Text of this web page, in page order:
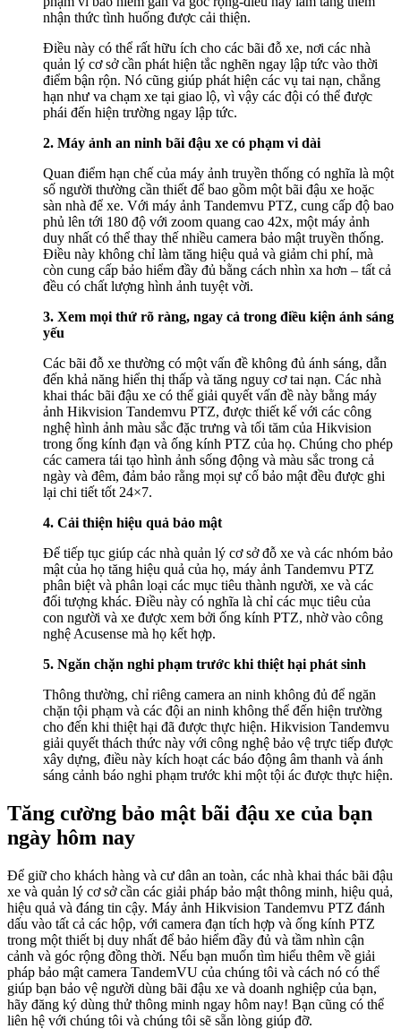
nhận thức tình huống được cải thiện.
Điều này có thể rất hữu ích cho các bãi đỗ xe, nơi các nhà
quản lý cơ sở cần phát hiện tắc nghẽn ngay lập tức vào thời
điểm bận rộn. Nó cũng giúp phát hiện các vụ tai nạn, chẳng
hạn như va chạm xe tại giao lộ, vì vậy các đội có thể được
phái đến hiện trường ngay lập tức.
2. Máy ảnh an ninh bãi đậu xe có phạm vi dài
Quan điểm hạn chế của máy ảnh truyền thống có nghĩa là một
số người thường cần thiết để bao gồm một bãi đậu xe hoặc
sàn nhà để xe. Với máy ảnh Tandemvu PTZ, cung cấp độ bao
phủ lên tới 180 độ với zoom quang cao 42x, một máy ảnh
duy nhất có thể thay thế nhiều camera bảo mật truyền thống.
Điều này không chỉ làm tăng hiệu quả và giảm chi phí, mà
còn cung cấp bảo hiểm đầy đủ bằng cách nhìn xa hơn – tất cả
đều có chất lượng hình ảnh tuyệt vời.
3. Xem mọi thứ rõ ràng, ngay cả trong điều kiện ánh sáng
yếu
Các bãi đỗ xe thường có một vấn đề không đủ ánh sáng, dẫn
đến khả năng hiển thị thấp và tăng nguy cơ tai nạn. Các nhà
khai thác bãi đậu xe có thể giải quyết vấn đề này bằng máy
ảnh Hikvision Tandemvu PTZ, được thiết kế với các công
nghệ hình ảnh màu sắc đặc trưng và tối tăm của Hikvision
trong ống kính đạn và ống kính PTZ của họ. Chúng cho phép
các camera tái tạo hình ảnh sống động và màu sắc trong cả
ngày và đêm, đảm bảo rằng mọi sự cố bảo mật đều được ghi
lại chi tiết tốt 24×7.
4. Cải thiện hiệu quả bảo mật
Để tiếp tục giúp các nhà quản lý cơ sở đỗ xe và các nhóm bảo
mật của họ tăng hiệu quả của họ, máy ảnh Tandemvu PTZ
phân biệt và phân loại các mục tiêu thành người, xe và các
đối tượng khác. Điều này có nghĩa là chỉ các mục tiêu của
con người và xe được xem bởi ống kính PTZ, nhờ vào công
nghệ Acusense mà họ kết hợp.
5. Ngăn chặn nghi phạm trước khi thiệt hại phát sinh
Thông thường, chỉ riêng camera an ninh không đủ để ngăn
chặn tội phạm và các đội an ninh không thể đến hiện trường
cho đến khi thiệt hại đã được thực hiện. Hikvision Tandemvu
giải quyết thách thức này với công nghệ bảo vệ trực tiếp được
xây dựng, điều này kích hoạt các báo động âm thanh và ánh
sáng cảnh báo nghi phạm trước khi một tội ác được thực hiện.
Tăng cường bảo mật bãi đậu xe của bạn
ngày hôm nay
Để giữ cho khách hàng và cư dân an toàn, các nhà khai thác bãi đậu
xe và quản lý cơ sở cần các giải pháp bảo mật thông minh, hiệu quả,
hiệu quả và đáng tin cậy. Máy ảnh Hikvision Tandemvu PTZ đánh
dấu vào tất cả các hộp, với camera đạn tích hợp và ống kính PTZ
trong một thiết bị duy nhất để bảo hiểm đầy đủ và tầm nhìn cận
cảnh và góc rộng đồng thời. Nếu bạn muốn tìm hiểu thêm về giải
pháp bảo mật camera TandemVU của chúng tôi và cách nó có thể
giúp bạn bảo vệ người dùng bãi đậu xe và doanh nghiệp của bạn,
hãy đăng ký dùng thử thông minh ngay hôm nay! Bạn cũng có thể
liên hệ với chúng tôi và chúng tôi sẽ sẵn lòng giúp đỡ.